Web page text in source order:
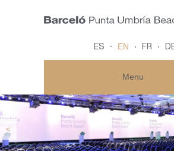
ES EN FR
Menu
<